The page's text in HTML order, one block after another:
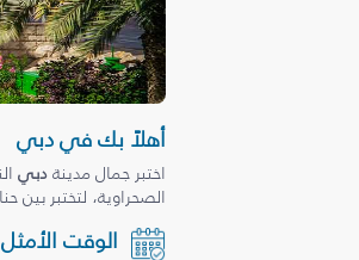
أهلاً بك في دبي
اختبر جمال مدينةدبي
الصحراوية، لتختبر بين
الوقت الأمثل